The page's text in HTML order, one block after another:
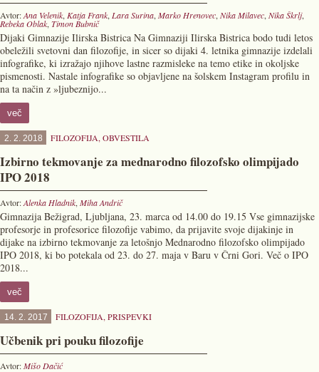
Avtor:Ana Velenik, Katja Frank, Lara Surina, Marko Hrenovec, Nika Milavec, Nika Škrlj,
Rebeka Oblak, Timon Bubnič
Dijaki Gimnazije Ilirska Bistrica Na Gimnaziji Ilirska Bistrica bodo tudi letos
obeležili svetovni dan filozofije, in sicer so dijaki 4. letnika gimnazije izdelali
infografike, ki izražajo njihove lastne razmisleke na temo etike in okoljske
pismenosti. Nastale infografike so objavljene na šolskem Instagram profilu in
na ta način z »ljubeznijo...
več
2. 2. 2018 FILOZOFIJA, OBVESTILA
Izbirno tekmovanje za mednarodno filozofsko olimpijado
IPO 2018
Avtor:Alenka Hladnik, Miha Andrič
Gimnazija Bežigrad, Ljubljana, 23. marca od 14.00 do 19.15 Vse gimnazijske
profesorje in profesorice filozofije vabimo, da prijavite svoje dijakinje in
dijake na izbirno tekmovanje za letošnjo Mednarodno filozofsko olimpijado
IPO 2018, ki bo potekala od 23. do 27. maja v Baru v Črni Gori. Več o IPO
2018...
več
14. 2. 2017 FILOZOFIJA, PRISPEVKI
Učbenik pri pouku filozofije
Avtor:Mišo Dačić